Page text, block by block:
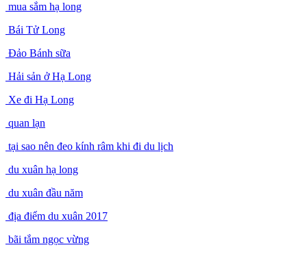
mua sắm hạ long
Bái Tử Long
Đảo Bánh sữa
Hải sản ở Hạ Long
Xe đi Hạ Long
quan lạn
tại sao nên đeo kính râm khi đi du lịch
du xuân hạ long
du xuân đầu năm
địa điểm du xuân 2017
bãi tắm ngọc vừng